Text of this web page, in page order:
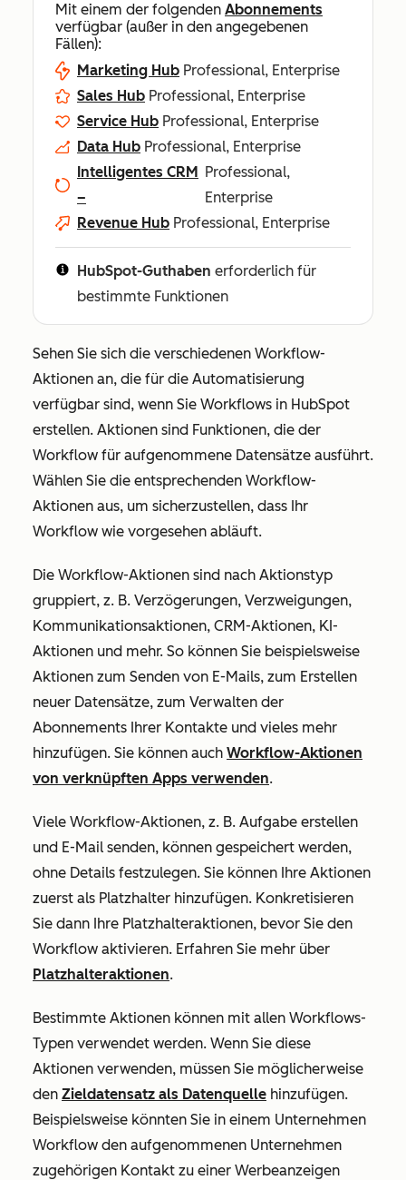
Mit einem der folgenden Abonnements
verfügbar (außer in den angegebenen
Fällen):
Marketing Hub Professional, Enterprise
Sales Hub Professional, Enterprise
Service Hub Professional, Enterprise
Data Hub Professional, Enterprise
Intelligentes CRM
–
Professional,
Enterprise
Revenue Hub Professional, Enterprise
HubSpot-Guthaben erforderlich für
bestimmte Funktionen
Sehen Sie sich die verschiedenen Workflow-
Aktionen an, die für die Automatisierung
verfügbar sind, wenn Sie Workflows in HubSpot
erstellen. Aktionen sind Funktionen, die der
Workflow für aufgenommene Datensätze ausführt.
Wählen Sie die entsprechenden Workflow-
Aktionen aus, um sicherzustellen, dass Ihr
Workflow wie vorgesehen abläuft.
Die Workflow-Aktionen sind nach Aktionstyp
gruppiert, z. B. Verzögerungen, Verzweigungen,
Kommunikationsaktionen, CRM-Aktionen, KI-
Aktionen und mehr. So können Sie beispielsweise
Aktionen zum Senden von E-Mails, zum Erstellen
neuer Datensätze, zum Verwalten der
Abonnements Ihrer Kontakte und vieles mehr
hinzufügen. Sie können auch Workflow-Aktionen
von verknüpften Apps verwenden.
Viele Workflow-Aktionen, z. B. Aufgabe erstellen
und E-Mail senden, können gespeichert werden,
ohne Details festzulegen. Sie können Ihre Aktionen
zuerst als Platzhalter hinzufügen. Konkretisieren
Sie dann Ihre Platzhalteraktionen, bevor Sie den
Workflow aktivieren. Erfahren Sie mehr über
Platzhalteraktionen.
Bestimmte Aktionen können mit allen Workflows-
Typen verwendet werden. Wenn Sie diese
Aktionen verwenden, müssen Sie möglicherweise
den Zieldatensatz als Datenquelle hinzufügen.
Beispielsweise könnten Sie in einem Unternehmen
Workflow den aufgenommenen Unternehmen
zugehörigen Kontakt zu einer Werbeanzeigen